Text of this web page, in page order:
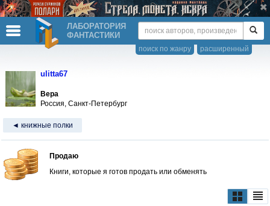
ЛАБОРАТОРИЯ
ФАНТАСТИКИ
расширенный
поиск по жанру
ulitta67
Вера
Россия, Санкт-Петербург
◄ книжные полки
Продаю
Книги, которые я готов продать или обменять